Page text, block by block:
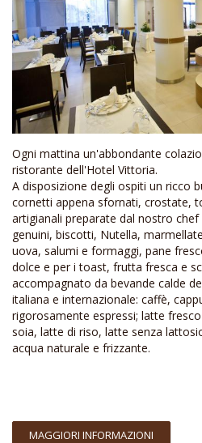
Ogni mattina un'abbondante
ristorante dell'Hotel Vittoria.
A disposizione degli ospiti un ricco
cornetti appena sfornati, crostate,
artigianali preparate dal nostro
genuini, biscotti, Nutella,
uova, salumi e formaggi, pane
dolce e per i toast, frutta fresca e
accompagnato da bevande calde
italiana e internazionale: caffè,
rigorosamente espressi; latte
soia, latte di riso, latte senza
acqua naturale e frizzante.
MAGGIORI INFORMAZIONI